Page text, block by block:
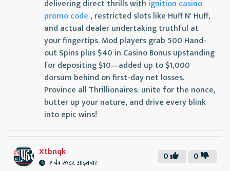
delivering direct thrills with ignition casino
promo code , restricted slots like Huff N' Huff,
and actual dealer undertaking truthful at
your fingertips. Mod players grab 500 Hand-
out Spins plus $40 in Casino Bonus upstanding
for depositing $10—added up to $1,000
dorsum behind on first-day net losses.
Province all Thrillionaires: unite for the nonce,
butter up your nature, and drive every blink
into epic wins!
Xtbnqk
१ चैत्र २०८२, आइतबार 0
0